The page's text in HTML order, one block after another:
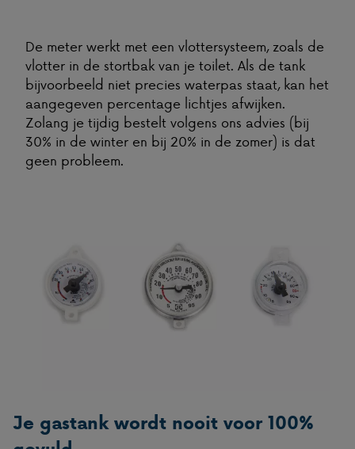
De meter werkt met een vlottersysteem, zoals de
vlotter in de stortbak van je toilet. Als de tank
bijvoorbeeld niet precies waterpas staat, kan het
aangegeven percentage lichtjes afwijken.
Zolang je tijdig bestelt volgens ons advies (bij
30% in de winter en bij 20% in de zomer) is dat
geen probleem.
Je gastank wordt nooit voor 100%